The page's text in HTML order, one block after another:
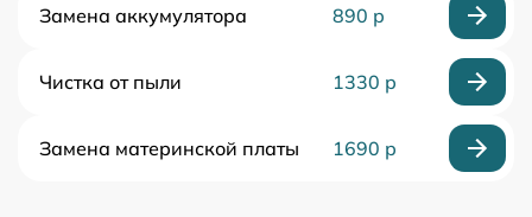
Замена аккумулятора 890 р
Чистка от пыли 1330 р
Замена материнской платы 1690 р